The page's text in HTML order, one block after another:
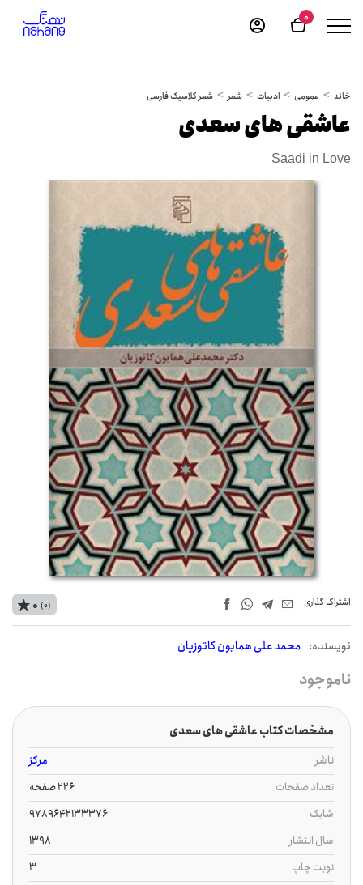
0
خانه عمومی ادبیات شعر شعر کلاسیک فارسی
عاشقی های سعدی
Saadi in Love
اشتراک‌ گذاری
نويسنده: محمد علی همایون کاتوزیان
0 (0)
ناموجود
مشخصات کتاب عاشقی های سعدی
ناشر
مرکز
تعداد صفحات
226 صفحه
شابک
9789642133376
سال انتشار
1398
نوبت چاپ
3